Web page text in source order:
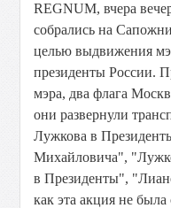
REGNUM, вчера
собрались на
целью выдвижения
президенты России.
мэра, два флага
они развернули
Лужкова в
Михайловича",
в Президенты",
как эта акция не